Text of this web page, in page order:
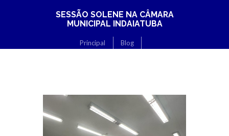
SESSÃO SOLENE NA CÂMARA
MUNICIPAL INDAIATUBA
Principal
Blog